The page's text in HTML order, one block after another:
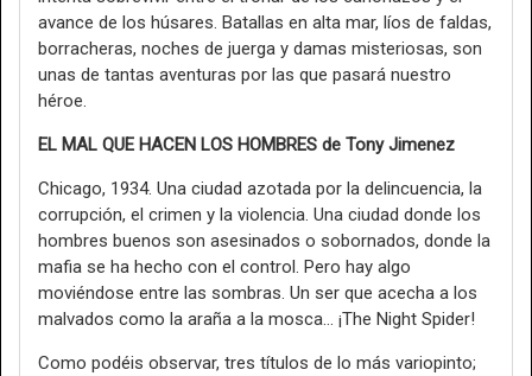
avance de los húsares. Batallas en alta mar, líos de faldas,
borracheras, noches de juerga y damas misteriosas, son
unas de tantas aventuras por las que pasará nuestro
héroe.
EL MAL QUE HACEN LOS HOMBRES de Tony Jimenez
Chicago, 1934. Una ciudad azotada por la delincuencia, la
corrupción, el crimen y la violencia. Una ciudad donde los
hombres buenos son asesinados o sobornados, donde la
mafia se ha hecho con el control. Pero hay algo
moviéndose entre las sombras. Un ser que acecha a los
malvados como la araña a la mosca… ¡The Night Spider!
Como podéis observar, tres títulos de lo más variopinto;